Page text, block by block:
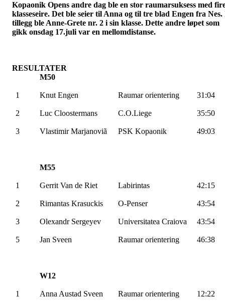
Kopaonik Opens andre dag ble en stor raumarsuksess med
klasseseire. Det ble seier til Anna og til tre blad Engen fra Nes.
tillegg ble Anne-Grete nr. 2 i sin klasse. Dette andre løpet som
gikk onsdag 17.juli var en mellomdistanse.
RESULTATER
M50
1 Knut Engen Raumarorientering 31:04
2 Luc Cloostermans C.O.Liege 35:50
3 Vlastimir Marjanoviã PSKKopaonik 49:03
M55
1 Gerrit Van de Riet Labirintas 42:15
2 Rimantas Krasuckis O-Penser 43:54
3 Olexandr Sergeyev Universitatea Craiova 43:54
5 Jan Sveen Raumarorientering 46:38
W12
1 Anna Austad Sveen Raumarorientering 12:22